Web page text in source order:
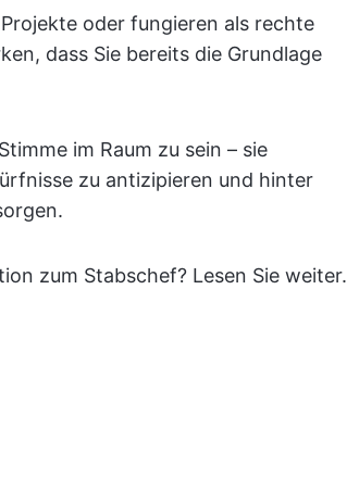
oder fungieren als rechte
dass Sie bereits die Grundlage
im Raum zu sein – sie
zu antizipieren und hinter
zum Stabschef? Lesen Sie weiter.